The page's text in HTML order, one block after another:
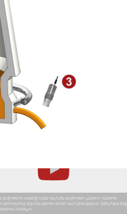
düğmesine tıkladığınızda YouTube tarafından yüklenir. Yükleme
kontrolümüz dışında işlenen veriler YouTube'a aktarılır. Daha fazla bilgi
inceleyin.